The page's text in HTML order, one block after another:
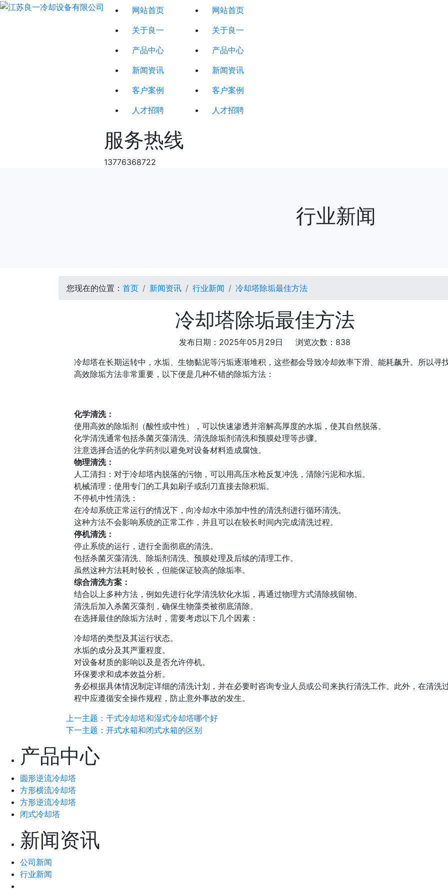
网站首页
关于良一
产品中心
新闻资讯
客户案例
人才招聘
服务热线
13776368722
网站首页
关于良一
产品中心
新闻资讯
客户案例
人才招聘
行业新闻
您现在的位置： 首页 新闻资讯 行业新闻 冷却塔除垢最佳方法
冷却塔除垢最佳方法
发布日期：2025年05月29日 浏览次数：838
冷却塔在长期运转中，水垢、生物黏泥等污垢逐渐堆积，这些都会导致冷却效率下滑、能耗飙升。所以寻
高效除垢方法非常重要，以下便是几种不错的除垢方法：
化学清洗：
使用高效的除垢剂（酸性或中性），可以快速渗透并溶解高厚度的水垢，使其自然脱落。
化学清洗通常包括杀菌灭藻清洗、清洗除垢剂清洗和预膜处理等步骤。
注意选择合适的化学药剂以避免对设备材料造成腐蚀。
物理清洗：
人工清扫：对于冷却塔内脱落的污物，可以用高压水枪反复冲洗，清除污泥和水垢。
机械清理：使用专门的工具如刷子或刮刀直接去除积垢。
不停机中性清洗：
在冷却系统正常运行的情况下，向冷却水中添加中性的清洗剂进行循环清洗。
这种方法不会影响系统的正常工作，并且可以在较长时间内完成清洗过程。
停机清洗：
停止系统的运行，进行全面彻底的清洗。
包括杀菌灭藻清洗、除垢剂清洗、预膜处理及后续的清理工作。
虽然这种方法耗时较长，但能保证较高的除垢率。
综合清洗方案：
结合以上多种方法，例如先进行化学清洗软化水垢，再通过物理方式清除残留物。
清洗后加入杀菌灭藻剂，确保生物藻类被彻底清除。
在选择最佳的除垢方法时，需要考虑以下几个因素：
冷却塔的类型及其运行状态。
水垢的成分及其严重程度。
对设备材质的影响以及是否允许停机。
环保要求和成本效益分析。
务必根据具体情况制定详细的清洗计划，并在必要时咨询专业人员或公司来执行清洗工作。此外，在清洗
程中应遵循安全操作规程，防止意外事故的发生。
上一主题：干式冷却塔和湿式冷却塔哪个好
下一主题：开式水箱和闭式水箱的区别
产品中心
圆形逆流冷却塔
方形横流冷却塔
方形逆流冷却塔
闭式冷却塔
新闻资讯
公司新闻
行业新闻